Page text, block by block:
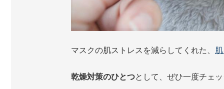
マスクの肌ストレスを減らしてくれた、
乾燥対策のひとつとして、ぜひ一度チェ